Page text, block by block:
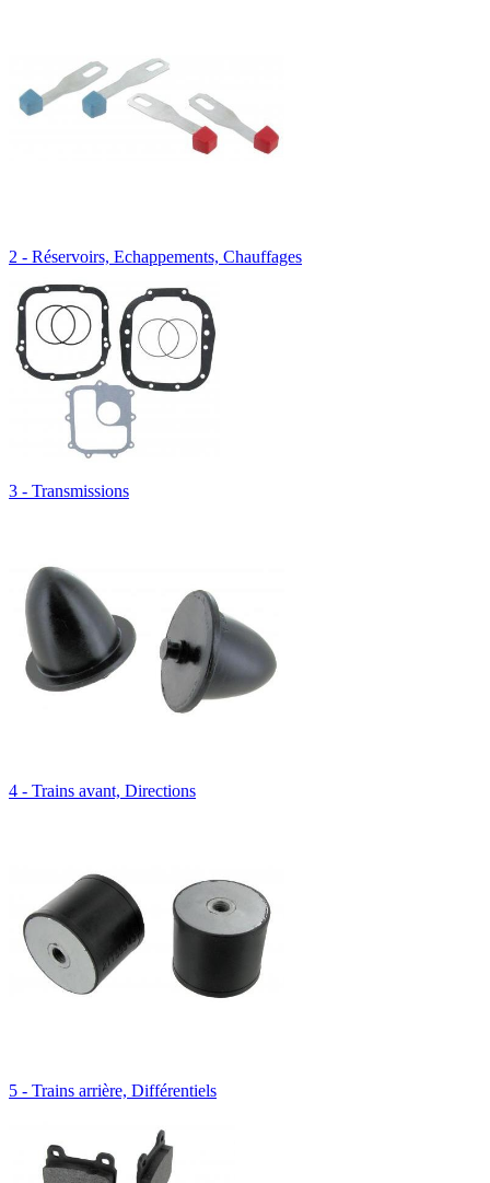
2 - Réservoirs, Echappements, Chauffages
3 - Transmissions
4 - Trains avant, Directions
5 - Trains arrière, Différentiels